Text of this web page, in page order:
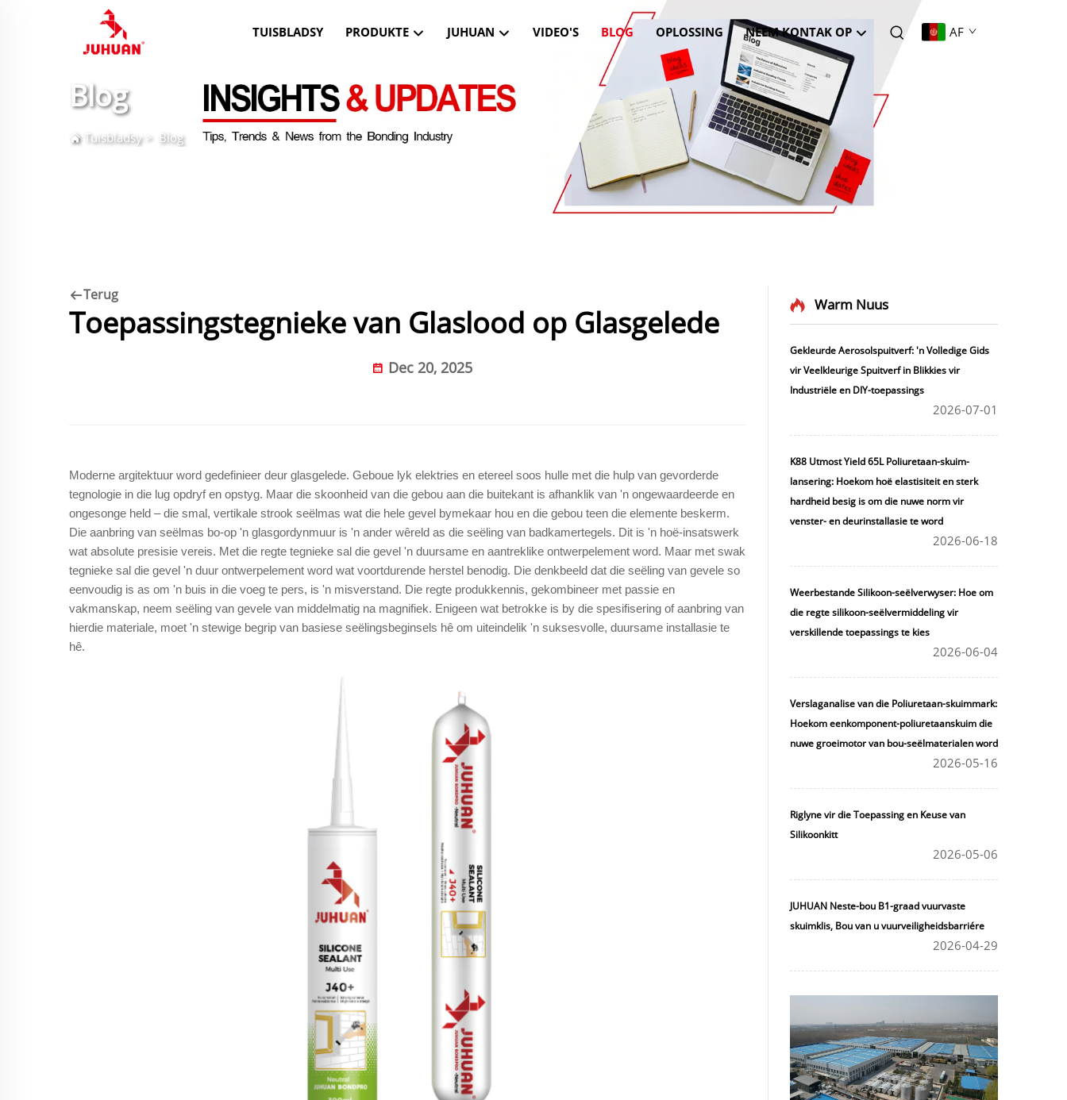
TUISBLADSY PRODUKTE JUHUAN VIDEO'S BLOG OPLOSSING NEEM KONTAK OP AF
Blog
Tuisbladsy> Blog
Terug
Toepassingstegnieke van Glaslood op Glasgelede
Dec 20, 2025
Moderne argitektuur word gedefinieer deur glasgelede. Geboue lyk elektries en etereel soos hulle met die hulp van gevorderde
tegnologie in die lug opdryf en opstyg. Maar die skoonheid van die gebou aan die buitekant is afhanklik van 'n ongewaardeerde en
ongesonge held – die smal, vertikale strook seëlmas wat die hele gevel bymekaar hou en die gebou teen die elemente beskerm.
Die aanbring van seëlmas bo-op 'n glasgordynmuur is 'n ander wêreld as die seëling van badkamertegels. Dit is 'n hoë-insatswerk
wat absolute presisie vereis. Met die regte tegnieke sal die gevel 'n duursame en aantreklike ontwerpelement word. Maar met swak
tegnieke sal die gevel 'n duur ontwerpelement word wat voortdurende herstel benodig. Die denkbeeld dat die seëling van gevele so
eenvoudig is as om 'n buis in die voeg te pers, is 'n misverstand. Die regte produkkennis, gekombineer met passie en
vakmanskap, neem seëling van gevele van middelmatig na magnifiek. Enigeen wat betrokke is by die spesifisering of aanbring van
hierdie materiale, moet 'n stewige begrip van basiese seëlingsbeginsels hê om uiteindelik 'n suksesvolle, duursame installasie te
hê.
Warm Nuus
Gekleurde Aerosolspuitverf: 'n Volledige Gids
vir Veelkleurige Spuitverf in Blikkies vir
Industriële en DIY-toepassings
2026-07-01
K88 Utmost Yield 65L Poliuretaan-skuim-
lansering: Hoekom hoë elastisiteit en sterk
hardheid besig is om die nuwe norm vir
venster- en deurinstallasie te word
2026-06-18
Weerbestande Silikoon-seëlverwyser: Hoe om
die regte silikoon-seëlvermiddeling vir
verskillende toepassings te kies
2026-06-04
Verslaganalise van die Poliuretaan-skuimmark:
Hoekom eenkomponent-poliuretaanskuim die
nuwe groeimotor van bou-seëlmaterialen word
2026-05-16
Riglyne vir die Toepassing en Keuse van
Silikoonkitt
2026-05-06
JUHUAN Neste-bou B1-graad vuurvaste
skuimklis, Bou van u vuurveiligheidsbarriére
2026-04-29